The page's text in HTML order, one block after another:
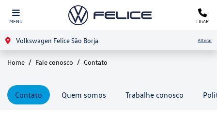
MENU LIGAR
Volkswagen Felice São Borja Alterar
Home Fale conosco Contato
Contato Quem somos Trabalhe conosco